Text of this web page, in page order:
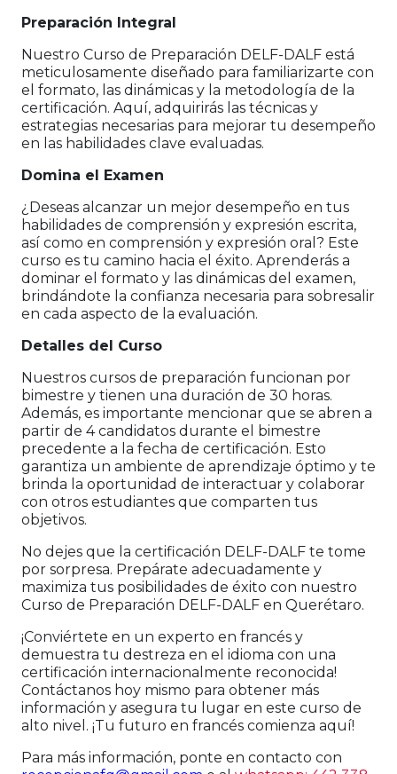
Preparación Integral
Nuestro Curso de Preparación DELF-DALF está
meticulosamente diseñado para familiarizarte con
el formato, las dinámicas y la metodología de la
certificación. Aquí, adquirirás las técnicas y
estrategias necesarias para mejorar tu desempeño
en las habilidades clave evaluadas.
Domina el Examen
¿Deseas alcanzar un mejor desempeño en tus
habilidades de comprensión y expresión escrita,
así como en comprensión y expresión oral? Este
curso es tu camino hacia el éxito. Aprenderás a
dominar el formato y las dinámicas del examen,
brindándote la confianza necesaria para sobresalir
en cada aspecto de la evaluación.
Detalles del Curso
Nuestros cursos de preparación funcionan por
bimestre y tienen una duración de 30 horas.
Además, es importante mencionar que se abren a
partir de 4 candidatos durante el bimestre
precedente a la fecha de certificación. Esto
garantiza un ambiente de aprendizaje óptimo y te
brinda la oportunidad de interactuar y colaborar
con otros estudiantes que comparten tus
objetivos.
No dejes que la certificación DELF-DALF te tome
por sorpresa. Prepárate adecuadamente y
maximiza tus posibilidades de éxito con nuestro
Curso de Preparación DELF-DALF en Querétaro.
¡Conviértete en un experto en francés y
demuestra tu destreza en el idioma con una
certificación internacionalmente reconocida!
Contáctanos hoy mismo para obtener más
información y asegura tu lugar en este curso de
alto nivel. ¡Tu futuro en francés comienza aquí!
Para más información, ponte en contacto con